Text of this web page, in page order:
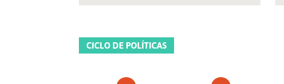
CICLO DE POLÍTICAS